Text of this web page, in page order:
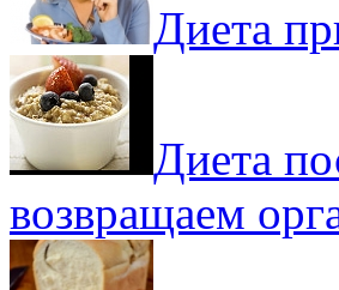
Диета
Диета
возвращаем